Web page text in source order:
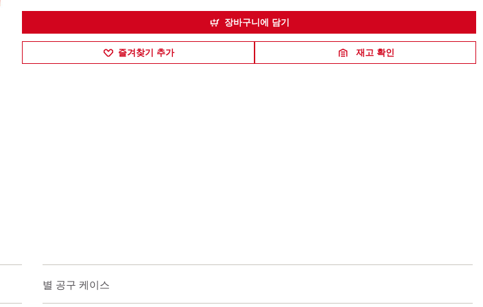
장바구니에 담기
즐겨찾기 추가 재고 확인
개별 공구 케이스